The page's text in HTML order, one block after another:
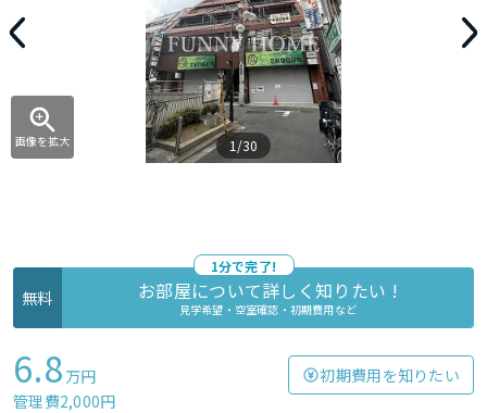
画像を拡大 1/30
1分で完了!
無料 お部屋について詳しく知りたい !
見学希望・空室確認・初期費用など
6.8 万円
管理費2,000円
初期費用を知りたい